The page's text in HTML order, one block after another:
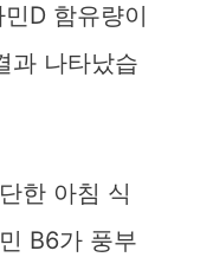
D 함유량이
과 나타났습
한 아침 식
B6가 풍부